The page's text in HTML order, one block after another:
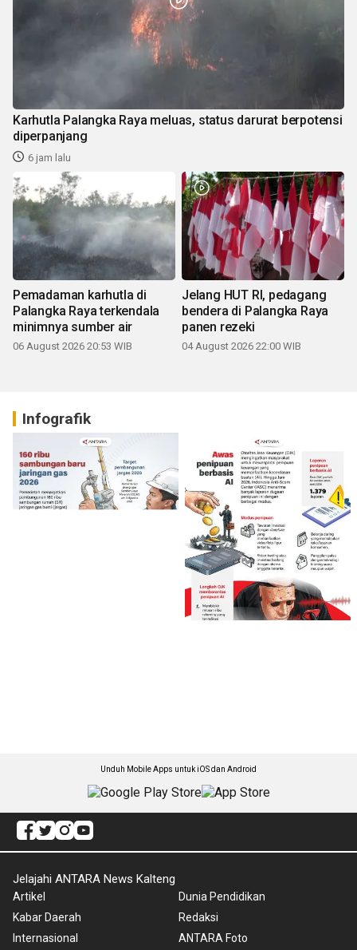
Karhutla Palangka Raya meluas, status darurat berpotensi
diperpanjang
6 jam lalu
Pemadaman karhutla di
Palangka Raya terkendala
minimnya sumber air
06 August 2026 20:53 WIB
Jelang HUT RI, pedagang
bendera di Palangka Raya
panen rezeki
04 August 2026 22:00 WIB
Infografik
Unduh Mobile Apps untuk iOS dan Android
Jelajahi ANTARA News Kalteng
Artikel
Kabar Daerah
Internasional
Dunia Pendidikan
Redaksi
ANTARA Foto